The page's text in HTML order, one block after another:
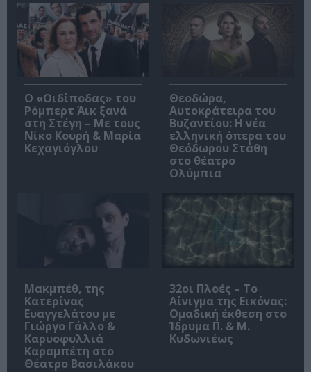
O «Οιδίποδας» του
Ρόμπερτ Άικ ξανά
στη Στέγη – Με τους
Νίκο Κουρή & Μαρία
Κεχαγιόγλου
Θεοδώρα,
Αυτοκράτειρα του
Βυζαντίου: Η νέα
ελληνική όπερα του
Θεόδωρου Στάθη
στο θέατρο
Ολύμπια
Μακμπέθ, της
Κατερίνας
Ευαγγελάτου με
Γιώργο Γάλλο &
Καρυοφυλλιά
Καραμπέτη στο
Θέατρο Βασιλάκου
32οι Πλοές – Το
Αίνιγμα της Εικόνας:
Ομαδική έκθεση στο
Ίδρυμα Π. & Μ.
Κυδωνιέως